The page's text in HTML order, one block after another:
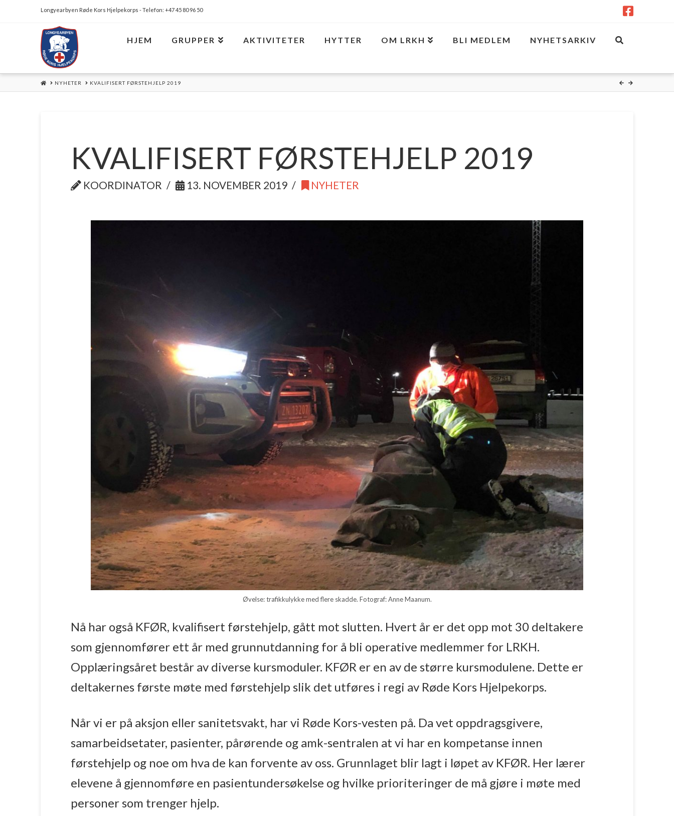
Longyearbyen Røde Kors Hjelpekorps - Telefon: +47 45 80 96 50
HJEM GRUPPER AKTIVITETER HYTTER OM LRKH BLI MEDLEM NYHETSARKIV
HOMENYHETER KVALIFISERT FØRSTEHJELP 2019
KVALIFISERT FØRSTEHJELP 2019
KOORDINATOR 13. NOVEMBER 2019 NYHETER
Øvelse: trafikkulykke med flere skadde. Fotograf: Anne Maanum.
Nå har også KFØR, kvalifisert førstehjelp, gått mot slutten. Hvert år er det opp mot 30 deltakere
som gjennomfører ett år med grunnutdanning for å bli operative medlemmer for LRKH.
Opplæringsåret består av diverse kursmoduler. KFØR er en av de større kursmodulene. Dette er
deltakernes første møte med førstehjelp slik det utføres i regi av Røde Kors Hjelpekorps.
Når vi er på aksjon eller sanitetsvakt, har vi Røde Kors-vesten på. Da vet oppdragsgivere,
samarbeidsetater, pasienter, pårørende og amk-sentralen at vi har en kompetanse innen
førstehjelp og noe om hva de kan forvente av oss. Grunnlaget blir lagt i løpet av KFØR. Her lærer
elevene å gjennomføre en pasientundersøkelse og hvilke prioriteringer de må gjøre i møte med
personer som trenger hjelp.